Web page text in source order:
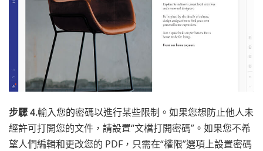
步驟 4.輸入您的密碼以進行某些限制。如果您想防止他人未
經許可打開您的文件，請設置“文檔打開密碼”。如果您不希
望人們編輯和更改您的 PDF，只需在“權限”選項上設置密碼